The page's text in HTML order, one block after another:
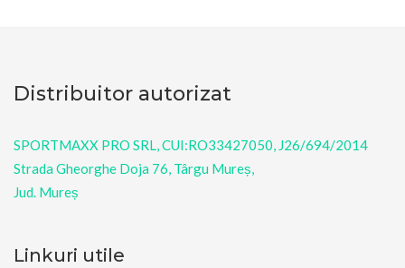
Distribuitor autorizat
SPORTMAXX PRO SRL, CUI:RO33427050, J26/694/2014
Strada Gheorghe Doja 76, Târgu Mureș,
Jud. Mureș
Linkuri utile